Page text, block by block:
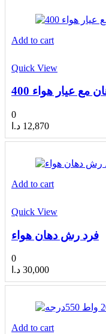
Add to cart
Quick View
0
12,870 د.ا
Add to cart
Quick View
فرد رش دهان هواء
0
30,000 د.ا
Add to cart